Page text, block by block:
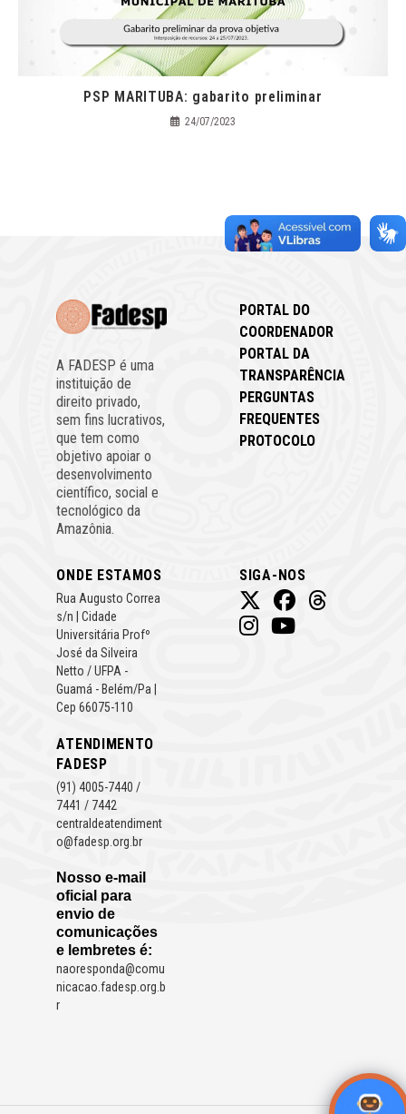
PSP MARITUBA: gabarito preliminar
24/07/2023
A FADESP é uma
instituição de
direito privado,
sem fins lucrativos,
que tem como
objetivo apoiar o
desenvolvimento
científico, social e
tecnológico da
Amazônia.
PORTAL DO
COORDENADOR
PORTAL DA
TRANSPARÊNCIA
PERGUNTAS
FREQUENTES
PROTOCOLO
ONDE ESTAMOS
Rua Augusto Correa
s/n | Cidade
Universitária Profº
José da Silveira
Netto / UFPA -
Guamá - Belém/Pa |
Cep 66075-110
ATENDIMENTO
FADESP
(91) 4005-7440 /
7441 / 7442
centraldeatendiment
o@fadesp.org.br
Nosso e-mail
oficial para
envio de
comunicações
e lembretes é:
naoresponda@comu
nicacao.fadesp.org.b
r
SIGA-NOS